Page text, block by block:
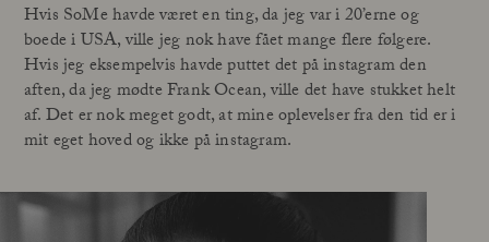
Hvis SoMe havde været en ting, da jeg var i 20’erne og
boede i USA, ville jeg nok have fået mange flere følgere.
Hvis jeg eksempelvis havde puttet det på instagram den
aften, da jeg mødte Frank Ocean, ville det have stukket helt
af. Det er nok meget godt, at mine oplevelser fra den tid er i
mit eget hoved og ikke på instagram.